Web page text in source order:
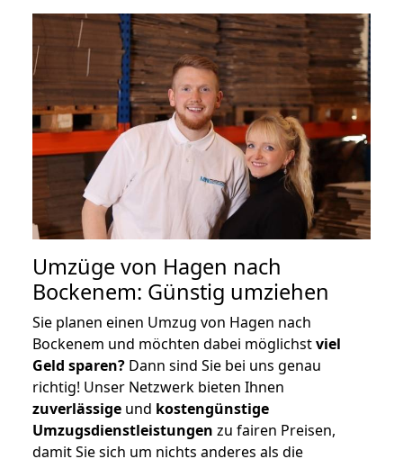
Umzüge von Hagen nach
Bockenem: Günstig umziehen
Sie planen einen Umzug von Hagen nach
Bockenem und möchten dabei möglichstviel
Geld sparen? Dann sind Sie bei uns genau
richtig! Unser Netzwerk bieten Ihnen
zuverlässige und kostengünstige
Umzugsdienstleistungen zu fairen Preisen,
damit Sie sich um nichts anderes als die